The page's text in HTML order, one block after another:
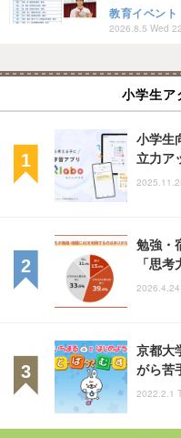
教育イベント
2026.8.5 Wed
小学生ア
小学生
立力ア
勉強・
「思考
京都大
がら苦
2022.2.1